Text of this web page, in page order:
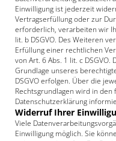
Einwilligung ist jederzeit
Vertragserfüllung oder zur
erforderlich, verarbeiten wir
lit. b DSGVO. Des Weiteren
Erfüllung einer rechtlichen
von Art. 6 Abs. 1 lit. c
Grundlage unseres
DSGVO erfolgen. Über die
Rechtsgrundlagen wird in
Datenschutzerklärung
Widerruf Ihrer
Viele
Einwilligung möglich. Sie